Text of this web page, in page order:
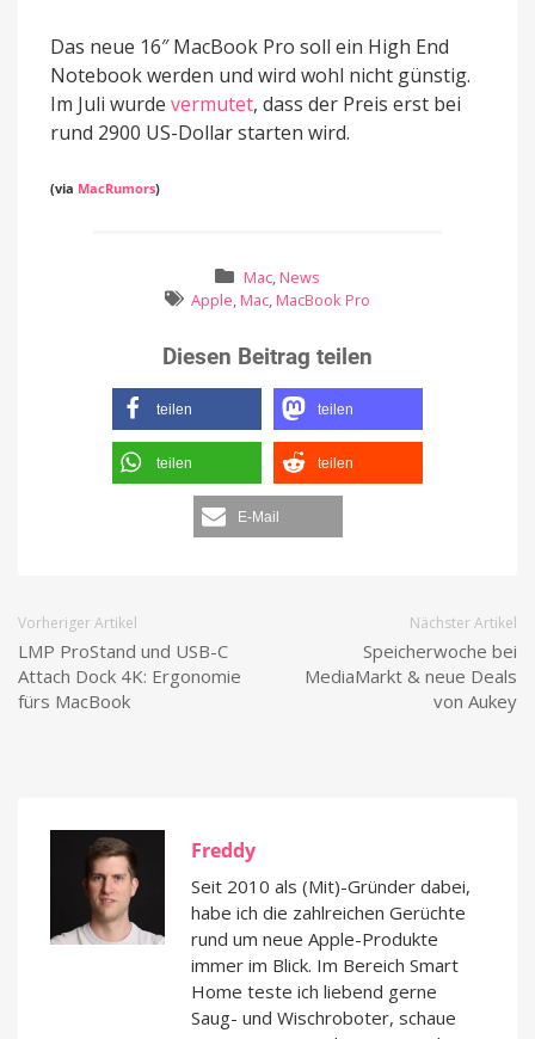
Das neue 16″ MacBook Pro soll ein High End
Notebook werden und wird wohl nicht günstig.
Im Juli wurde vermutet, dass der Preis erst bei
rund 2900 US-Dollar starten wird.
(via MacRumors)
Mac, News
Apple, Mac, MacBook Pro
Diesen Beitrag teilen
teilen teilen
teilen teilen
E-Mail
Vorheriger Artikel
LMP ProStand und USB-C
Attach Dock 4K: Ergonomie
fürs MacBook
Nächster Artikel
Speicherwoche bei
MediaMarkt & neue Deals
von Aukey
Freddy
Seit 2010 als (Mit)-Gründer dabei,
habe ich die zahlreichen Gerüchte
rund um neue Apple-Produkte
immer im Blick. Im Bereich Smart
Home teste ich liebend gerne
Saug- und Wischroboter, schaue